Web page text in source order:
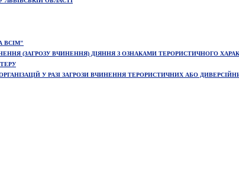
ВСІМ"
(ЗАГРОЗУ ВЧИНЕННЯ) ДІЯННЯ З ОЗНАКАМИ ТЕРОРИСТИЧНОГО
У РАЗІ ЗАГРОЗИ ВЧИНЕННЯ ТЕРОРИСТИЧНИХ АБО